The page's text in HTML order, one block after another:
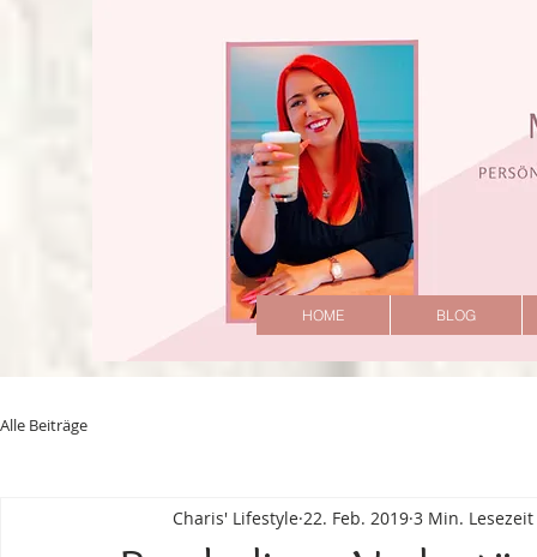
HOME BLOG
Alle Beiträge
Charis' Lifestyle 22. Feb. 2019 3 Min. Lesezeit